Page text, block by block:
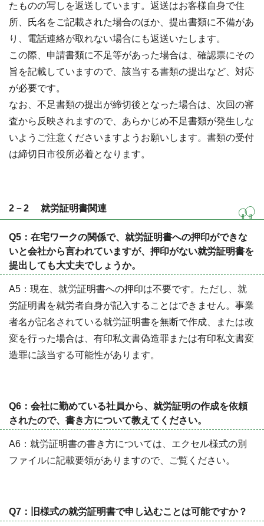
たものの写しを返送しています。返送はお客様自身で住
所、氏名をご記載された場合のほか、提出書類に不備があ
り、電話連絡が取れない場合にも返送いたします。
この際、申請書類に不足等があった場合は、確認票にその
旨を記載していますので、該当する書類の提出など、対応
が必要です。
なお、不足書類の提出が締切後となった場合は、次回の審
査から反映されますので、あらかじめ不足書類が発生しな
いようご注意くださいますようお願いします。書類の受付
は締切日市役所必着となります。
2－2 就労証明書関連
Q5：在宅ワークの関係で、就労証明書への押印ができな
いと会社から言われていますが、押印がない就労証明書を
提出しても大丈夫でしょうか。
A5：現在、就労証明書への押印は不要です。ただし、就
労証明書を就労者自身が記入することはできません。事業
者名が記名されている就労証明書を無断で作成、または改
変を行った場合は、有印私文書偽造罪または有印私文書変
造罪に該当する可能性があります。
Q6：会社に勤めている社員から、就労証明の作成を依頼
されたので、書き方について教えてください。
A6：就労証明書の書き方については、エクセル様式の別
ファイルに記載要領がありますので、ご覧ください。
Q7：旧様式の就労証明書で申し込むことは可能ですか？